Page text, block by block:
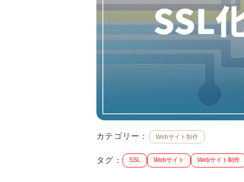
カテゴリー： Webサイト制作
タグ： SSL Webサイト Webサイト制作